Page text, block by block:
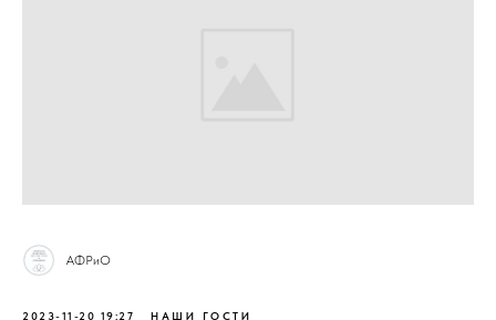
АФРиО
2023-11-20 19:27 НАШИ ГОСТИ